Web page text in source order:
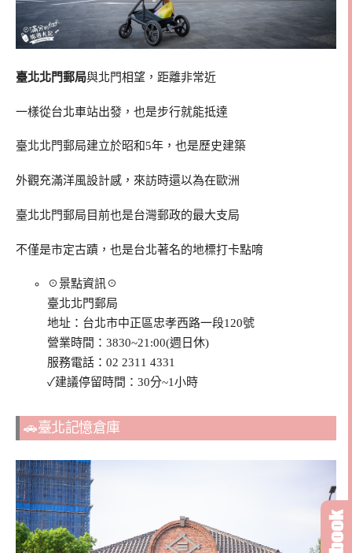
臺北北門郵局與北門相望，距離非常近
一樣從台北車站出發，也是步行就能抵達
臺北北門郵局建立於昭和5年，也是歷史建築
外觀充滿洋風設計感，來訪時還以為在歐洲
臺北北門郵局目前也是台灣郵政的最大支局
不僅是市定古蹟，也是台北著名的地標打卡點唷
☉景點資訊☉
臺北北門郵局
地址：台北市中正區忠孝西路一段120號
營業時間：3830~21:00(週日休)
服務電話：02 2311 4331
✓建議停留時間：30分~1小時
🚗臺北記憶倉庫